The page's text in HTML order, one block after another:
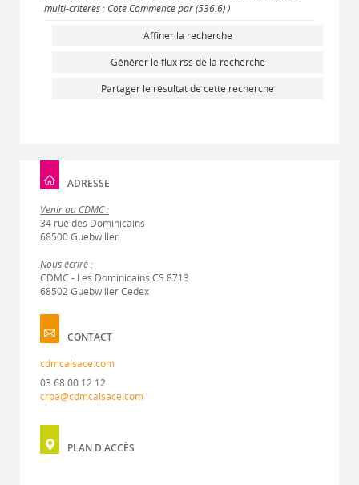
multi-critères : Cote Commence par (536.6) )
Affiner la recherche
Générer le flux rss de la recherche
Partager le résultat de cette recherche
ADRESSE
Venir au CDMC :
34 rue des Dominicains
68500 Guebwiller
Nous écrire :
CDMC - Les Dominicains CS 8713
68502 Guebwiller Cedex
CONTACT
cdmcalsace.com
03 68 00 12 12
crpa@cdmcalsace.com
PLAN D'ACCÈS